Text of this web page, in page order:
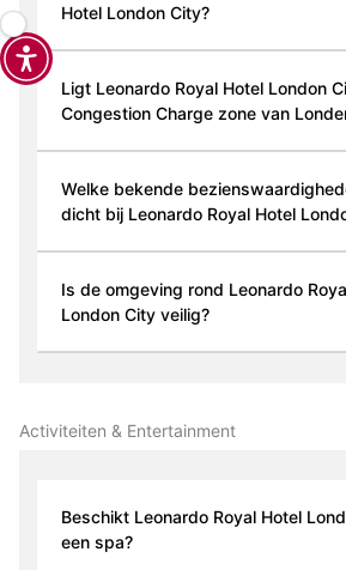
Hotel London City?
Ligt Leonardo Royal Hotel London
Congestion Charge zone van
Welke bekende
dicht bij Leonardo Royal Hotel
Is de omgeving rond Leonardo
London City veilig?
Activiteiten & Entertainment
Beschikt Leonardo Royal Hotel
een spa?